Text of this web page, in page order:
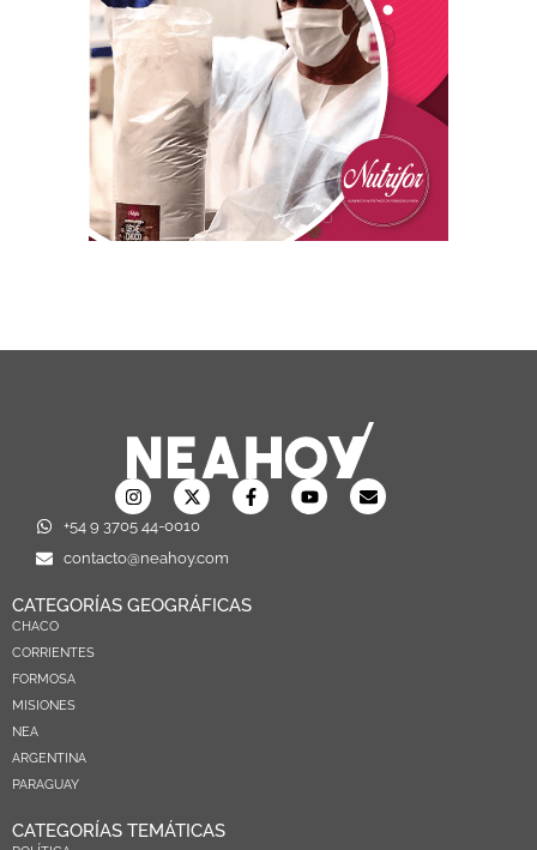
+54 9 3705 44-0010
contacto@neahoy.com
CATEGORÍAS GEOGRÁFICAS
CHACO
CORRIENTES
FORMOSA
MISIONES
NEA
ARGENTINA
PARAGUAY
CATEGORÍAS TEMÁTICAS